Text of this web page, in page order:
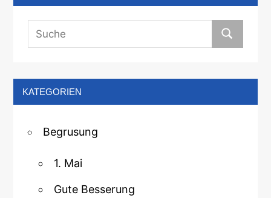
KATEGORIEN
Begrusung
1. Mai
Gute Besserung